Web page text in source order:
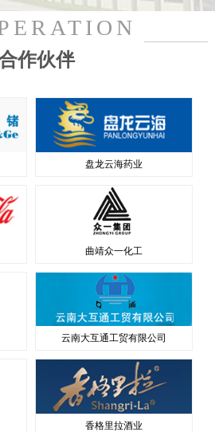
作伙伴
盘龙云海药业
曲靖众一化工
云南大互通工贸有限公司
香格里拉酒业